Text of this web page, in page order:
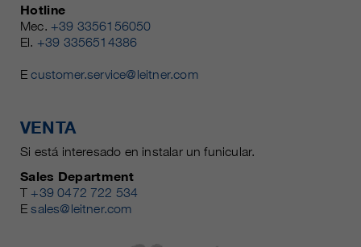
Hotline
Mec. +39 3356156050
El. +39 3356514386
Ecustomer.service@leitner.com
VENTA
Si está interesado en instalar un funicular.
Sales Department
T +39 0472 722 534
Esales@leitner.com